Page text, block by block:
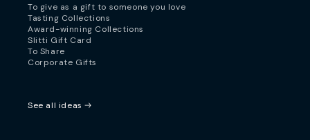
To give as a gift to someone you love
Tasting Collections
Award-winning Collections
Slitti Gift Card
To Share
Corporate Gifts
See all ideas